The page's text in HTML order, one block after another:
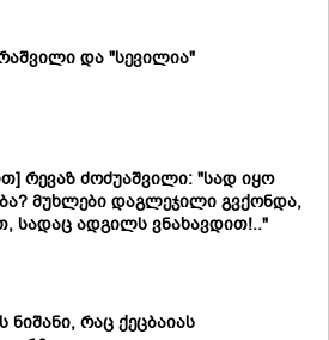
და "სევილია"
რევაზ ძოძუაშვილი: "სად იყო
მუხლები დაგლეჯილი გვქონდა,
სადაც ადგილს ვნახავდით!.."
რაც ქეცბაიას